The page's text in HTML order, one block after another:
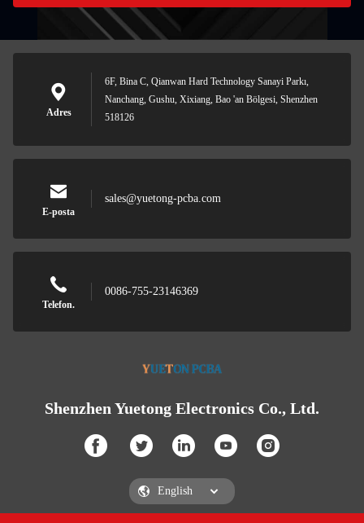
Adres
6F, Bina C, Qianwan Hard Technology Sanayi Parkı,
Nanchang, Gushu, Xixiang, Bao 'an Bölgesi, Shenzhen
518126
E-posta
sales@yuetong-pcba.com
Telefon.
0086-755-23146369
Shenzhen Yuetong Electronics Co., Ltd.